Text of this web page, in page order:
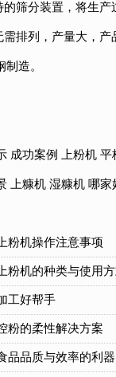
的筛分装置，将生
排列，产量大，产
造。
成功案例 上粉机 平
上糠机 湿糠机 哪家
粉机操作注意事项
粉机的种类与使用
工好帮手
粉的柔性解决方案
品品质与效率的利器